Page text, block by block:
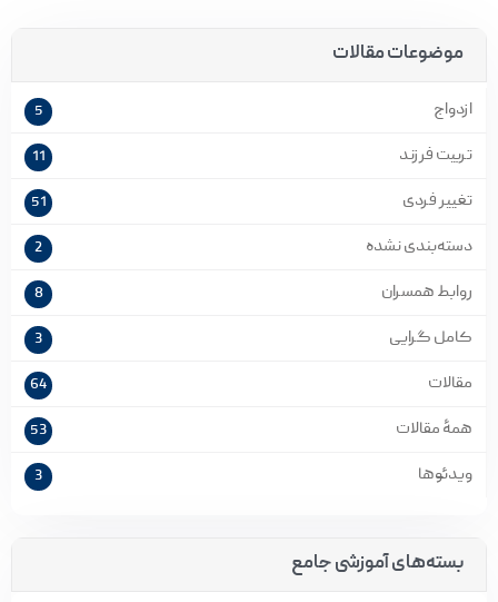
موضوعات مقالات
ازدواج 5
تربیت فرزند 11
تغییر فردی 51
دسته‌بندی نشده 2
روابط همسران 8
کامل گرایی 3
مقالات 64
همۀ مقالات 53
ویدئوها 3
بسته‌های آموزشی جامع